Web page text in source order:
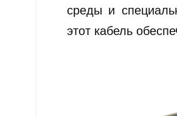
среды и
этот кабель